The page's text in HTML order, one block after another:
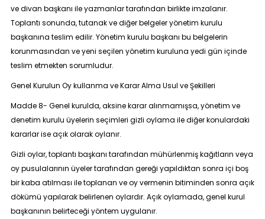
ve divan başkanı ile yazmanlar tarafından birlikte imzalanır.
Toplantı sonunda, tutanak ve diğer belgeler yönetim kurulu
başkanına teslim edilir. Yönetim kurulu başkanı bu belgelerin
korunmasından ve yeni seçilen yönetim kuruluna yedi gün içinde
teslim etmekten sorumludur.
Genel Kurulun Oy kullanma ve Karar Alma Usul ve Şekilleri
Madde 8- Genel kurulda, aksine karar alınmamışsa, yönetim ve
denetim kurulu üyelerin seçimleri gizli oylama ile diğer konulardaki
kararlar ise açık olarak oylanır.
Gizli oylar, toplantı başkanı tarafından mühürlenmiş kağıtların veya
oy pusulalarının üyeler tarafından gereği yapıldıktan sonra içi boş
bir kaba atılması ile toplanan ve oy vermenin bitiminden sonra açık
dökümü yapılarak belirlenen oylardır. Açık oylamada, genel kurul
başkanının belirteceği yöntem uygulanır.